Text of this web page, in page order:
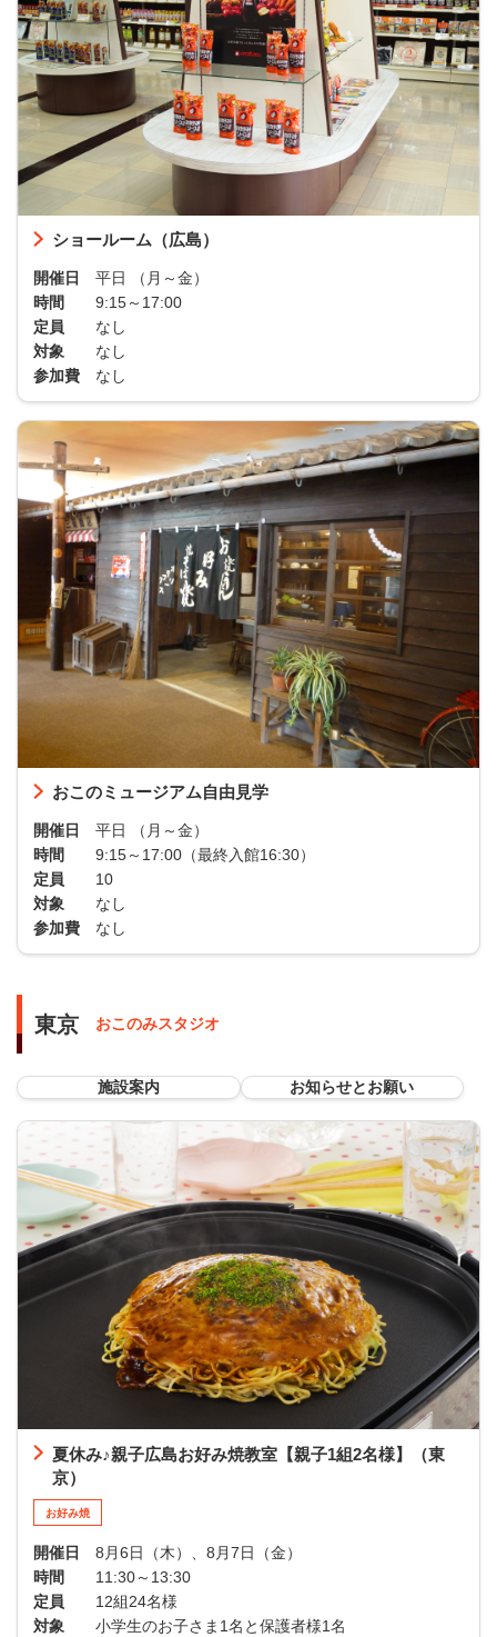
ショールーム（広島）
開催日
平日 （月～金）
時間
9:15～17:00
定員
なし
対象
なし
参加費
なし
おこのミュージアム自由見学
開催日
平日 （月～金）
時間
9:15～17:00（最終入館16:30）
定員
10
対象
なし
参加費
なし
東京 おこのみスタジオ
施設案内 お知らせとお願い
夏休み♪親子広島お好み焼教室【親子1組2名様】（東
京）
お好み焼
開催日
8月6日（木）、8月7日（金）
時間
11:30～13:30
定員
12組24名様
対象
小学生のお子さま1名と保護者様1名